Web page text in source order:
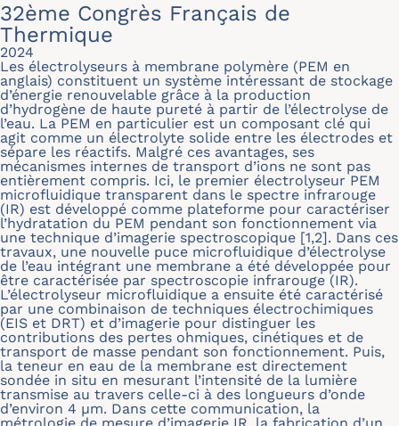
32ème Congrès Français de
Thermique
2024
Les électrolyseurs à membrane polymère (PEM en
anglais) constituent un système intéressant de stockage
d’énergie renouvelable grâce à la production
d’hydrogène de haute pureté à partir de l’électrolyse de
l’eau. La PEM en particulier est un composant clé qui
agit comme un électrolyte solide entre les électrodes et
sépare les réactifs. Malgré ces avantages, ses
mécanismes internes de transport d’ions ne sont pas
entièrement compris. Ici, le premier électrolyseur PEM
microfluidique transparent dans le spectre infrarouge
(IR) est développé comme plateforme pour caractériser
l’hydratation du PEM pendant son fonctionnement via
une technique d’imagerie spectroscopique [1,2]. Dans ces
travaux, une nouvelle puce microfluidique d’électrolyse
de l’eau intégrant une membrane a été développée pour
être caractérisée par spectroscopie infrarouge (IR).
L’électrolyseur microfluidique a ensuite été caractérisé
par une combinaison de techniques électrochimiques
(EIS et DRT) et d’imagerie pour distinguer les
contributions des pertes ohmiques, cinétiques et de
transport de masse pendant son fonctionnement. Puis,
la teneur en eau de la membrane est directement
sondée in situ en mesurant l’intensité de la lumière
transmise au travers celle-ci à des longueurs d’onde
d’environ 4 μm. Dans cette communication, la